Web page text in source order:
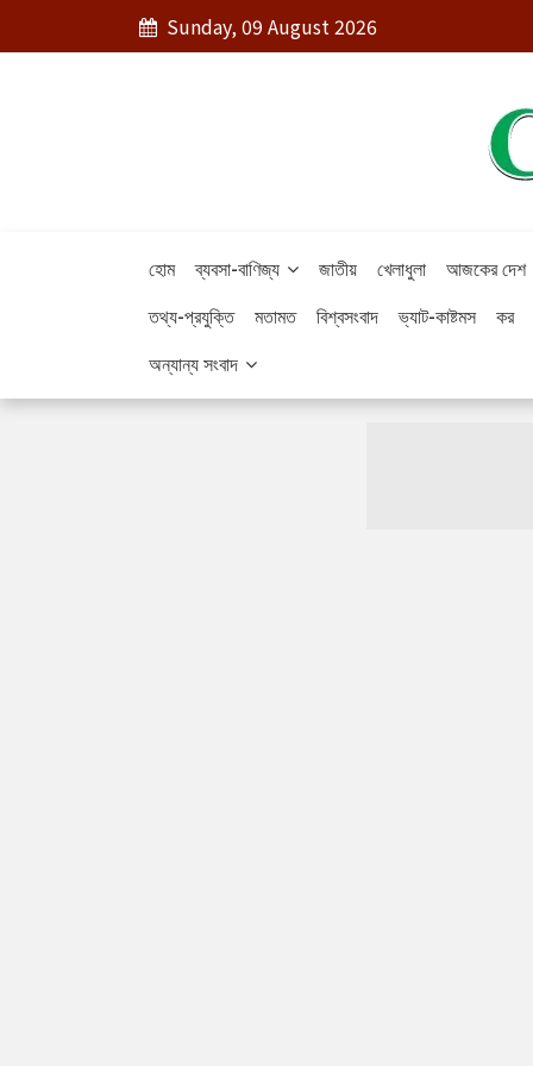
Sunday, 09 August 2026
হোম ব্যবসা-বাণিজ্য জাতীয় খেলাধুলা আজকের দেশ
তথ্য-প্রযুক্তি
মতামত বিশ্বসংবাদ ভ্যাট-কাষ্টমস কর
অন্যান্য সংবাদ